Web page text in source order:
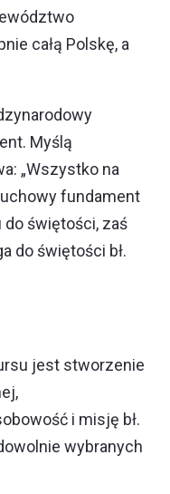
całą Polskę, a
Myślą
„Wszystko na
fundament
do świętości, zaś
do świętości bł.
jest stworzenie
i misję bł.
wybranych